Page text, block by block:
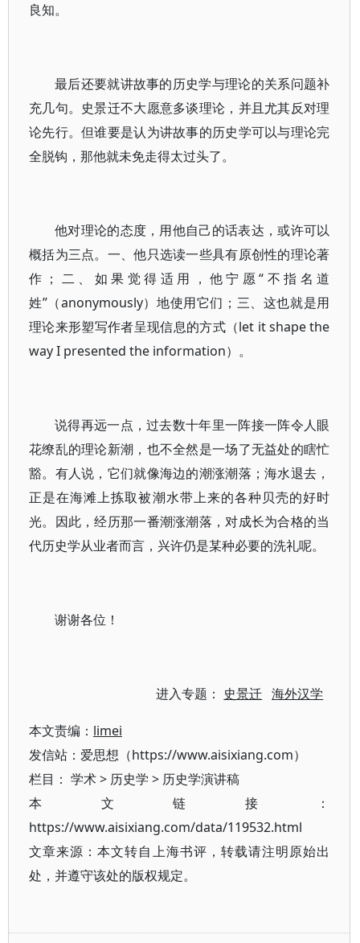
良知。
最后还要就讲故事的历史学与理论的关系问题补
充几句。史景迁不大愿意多谈理论，并且尤其反对理
论先行。但谁要是认为讲故事的历史学可以与理论完
全脱钩，那他就未免走得太过头了。
他对理论的态度，用他自己的话表达，或许可以
概括为三点。一、他只选读一些具有原创性的理论著
作；二、如果觉得适用，他宁愿“不指名道
姓”（anonymously）地使用它们；三、这也就是用
理论来形塑写作者呈现信息的方式（let it shape the
way I presented the information）。
说得再远一点，过去数十年里一阵接一阵令人眼
花缭乱的理论新潮，也不全然是一场了无益处的瞎忙
豁。有人说，它们就像海边的潮涨潮落；海水退去，
正是在海滩上拣取被潮水带上来的各种贝壳的好时
光。因此，经历那一番潮涨潮落，对成长为合格的当
代历史学从业者而言，兴许仍是某种必要的洗礼呢。
谢谢各位！
进入专题： 史景迁 海外汉学
本文责编： limei
发信站：爱思想（https://www.aisixiang.com）
栏目： 学术> 历史学 > 历史学演讲稿
本文链接：
https://www.aisixiang.com/data/119532.html
文章来源：本文转自上海书评，转载请注明原始出
处，并遵守该处的版权规定。